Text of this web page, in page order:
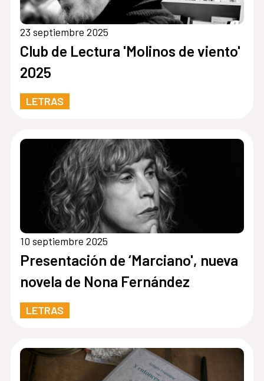
23 septiembre 2025
Club de Lectura 'Molinos de viento'
2025
LETRAS
10 septiembre 2025
Presentación de ‘Marciano', nueva
novela de Nona Fernández
LETRAS